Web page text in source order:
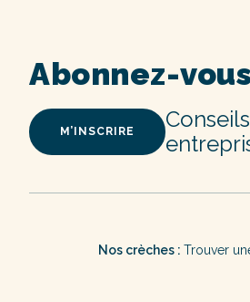
Abonnez-
M’INSCRIRE
Nos crèches : Trouver